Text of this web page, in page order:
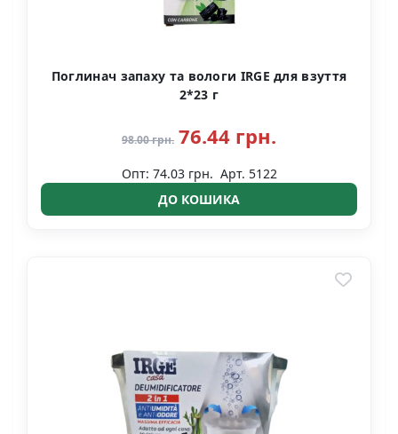
Поглинач запаху та вологи IRGE для взуття
2*23 г
98.00 грн. 76.44 грн.
Опт: 74.03 грн. Арт. 5122
ДО КОШИКА